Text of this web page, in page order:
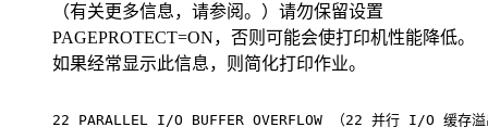
（有关更多信息，请参阅。）请勿保留设置
PAGEPROTECT=ON，否则可能会使打印机性能降低。
如果经常显示此信息，则简化打印作业。
22 PARALLEL I/O BUFFER